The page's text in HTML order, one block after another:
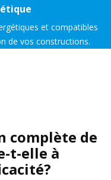
et compatibles
de vos constructions.
complète de
t-elle à